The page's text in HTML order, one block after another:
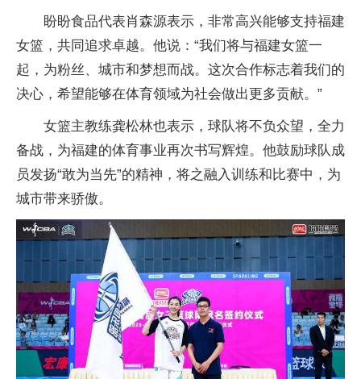
盼盼食品代表肖森源表示，非常高兴能够支持福建
女篮，共同追求卓越。他说：“我们将与福建女篮一
起，为粉丝、城市和梦想而战。这次合作标志着我们的
决心，希望能够在体育领域为社会做出更多贡献。”
女篮主教练龚松林也表示，球队将不负众望，全力
备战，为福建的体育事业再次书写辉煌。他鼓励球队成
员发扬“敢为当先”的精神，将之融入训练和比赛中，为
城市带来骄傲。